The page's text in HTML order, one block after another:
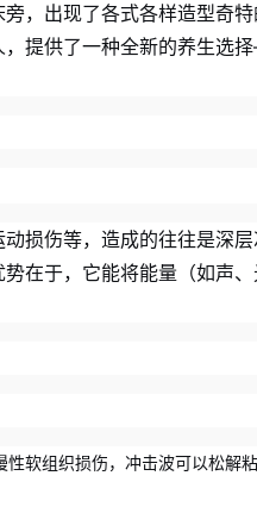
，出现了各式各样造型奇特
，提供了一种全新的养生选
损伤等，造成的往往是深
在于，它能将能量（如声、
软组织损伤，冲击波可以松解